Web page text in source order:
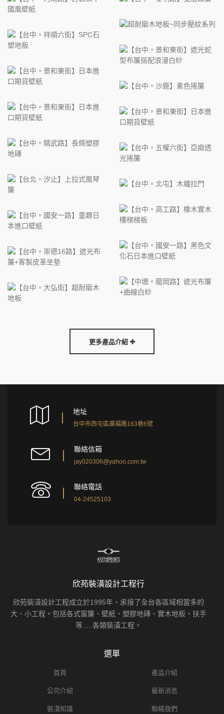
更多產品介紹
地址
台中市西屯區廣福路163巷6號
聯絡信箱
jay020306@yahoo.com.tw
聯絡電話
04-24525103
欣苑裝潢設計工程行
欣苑裝潢設計工程成立於1995年，承接了全台各區域相當多的
大、小工程。包括各式窗簾、壁紙、塑膠地磚、實木地板、扶手
等.....各類裝潢工程。
選單
首頁
公司介紹
裝潢知識
產品介紹
最新消息
聯絡我們